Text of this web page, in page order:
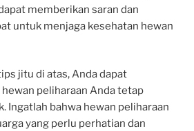
memberikan saran dan
untuk menjaga kesehatan hewan
jitu di atas, Anda dapat
peliharaan Anda tetap
Ingatlah bahwa hewan peliharaan
yang perlu perhatian dan